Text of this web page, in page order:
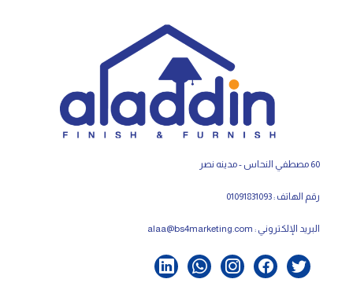
60 مصطفي النحاس - مدينه نصر
رقم الهاتف : 01091831093
البريد الإلكتروني : alaa@bs4marketing.com